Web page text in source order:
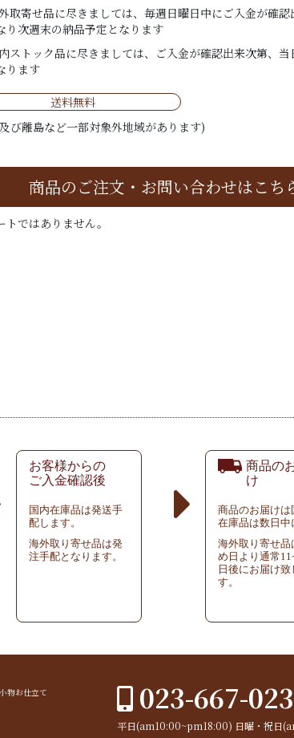
取寄せ品に尽きましては、毎週日曜日中にご入金が確認
り次週末の納品予定となります
ストック品に尽きましては、ご入金が確認出来次第、当
ります
送料無料
び離島など一部対象外地域があります)
商品のご注文・お問い合わせはこち
ではありません。
お客様からの
ご入金確認後
国内在庫品は発送手
配します。
海外取り寄せ品は発
注手配となります。
商品の
け
商品のお届けは
在庫品は数日中
海外取り寄せ品
め日より通常
日後にお届け致
す。
物お仕立て
023-667-
平日(am10:00~pm18:00) 日曜・祝日